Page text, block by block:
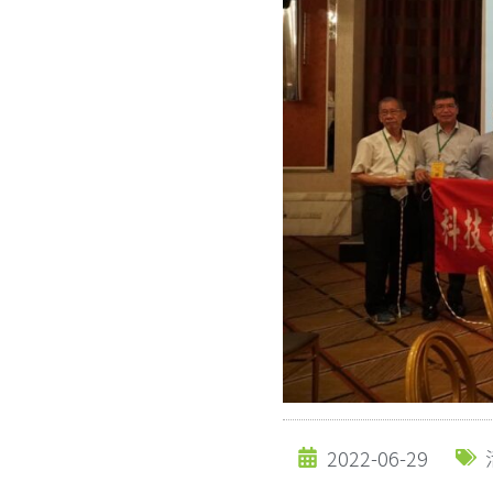
2022-06-29